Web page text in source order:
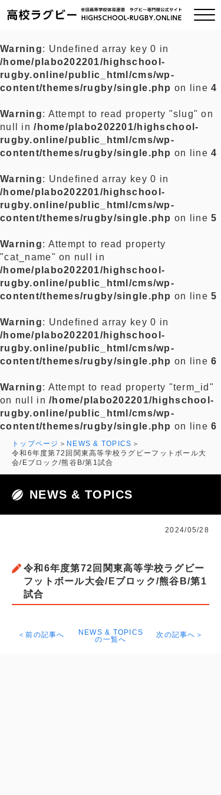
ご挨拶
全国チーム紹介
プライバシーポリシー
お問い合わせ
Warning: Undefined array key 0 in
/home/plabo202201/highschool-
rugby.online/public_html/cms/wp-
content/themes/rugby/single.php on line4
Warning: Attempt to read property "slug" on
null in/home/plabo202201/highschool-
rugby.online/public_html/cms/wp-
content/themes/rugby/single.php on line4
Warning: Undefined array key 0 in
/home/plabo202201/highschool-
rugby.online/public_html/cms/wp-
content/themes/rugby/single.php on line5
Warning: Attempt to read property
"cat_name" on null in
/home/plabo202201/highschool-
rugby.online/public_html/cms/wp-
content/themes/rugby/single.php on line5
Warning: Undefined array key 0 in
/home/plabo202201/highschool-
rugby.online/public_html/cms/wp-
content/themes/rugby/single.php on line6
Warning: Attempt to read property "term_id"
on null in/home/plabo202201/highschool-
rugby.online/public_html/cms/wp-
content/themes/rugby/single.php on line6
トップページ
NEWS & TOPICS
令和6年度第72回関東高等学校ラグビーフットボール大
会/Eブロック/熊谷B/第1試合
NEWS & TOPICS
2024/05/28
令和6年度第72回関東高等学校ラグビー
フットボール大会/Eブロック/熊谷B/第1
試合
＜前の記事へ
NEWS & TOPICS
の一覧へ
次の記事へ＞